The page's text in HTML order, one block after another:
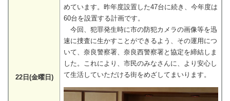
22日(金曜日)
めています。昨年度設置した47台に続き、今年度は
60台を設置する計画です。
今回、犯罪発生時に市の防犯カメラの画像等を迅
速に捜査に生かすことができるよう、その運用につ
いて、奈良警察署、奈良西警察署と協定を締結しま
した。これにより、市民のみなさんに、より安心し
て生活していただける街をめざしてまいります。